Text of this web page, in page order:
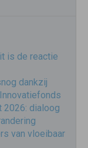
is de reactie
dankzij
2026: dialoog
van vloeibaar